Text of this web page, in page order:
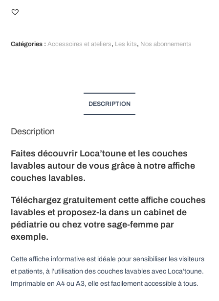
AFFICHE
-t
v
Catégories :Accessoires et ateliers, Les kits, Nos abonnements
DESCRIPTION
Description
Faites découvrir Loca’toune et les couches
lavables autour de vous grâce à notre affiche
couches lavables.
Téléchargez gratuitement cette affiche couches
lavables et proposez-la dans un cabinet de
pédiatrie ou chez votre sage-femme par
exemple.
Cette affiche informative est idéale pour sensibiliser les visiteurs
et patients, à l’utilisation des couches lavables avec Loca’toune.
Imprimable en A4 ou A3, elle est facilement accessible à tous.